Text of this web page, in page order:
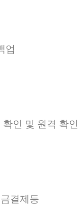
업
인 및 원격 확인
결제등